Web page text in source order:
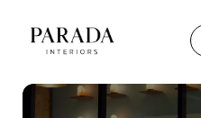
content